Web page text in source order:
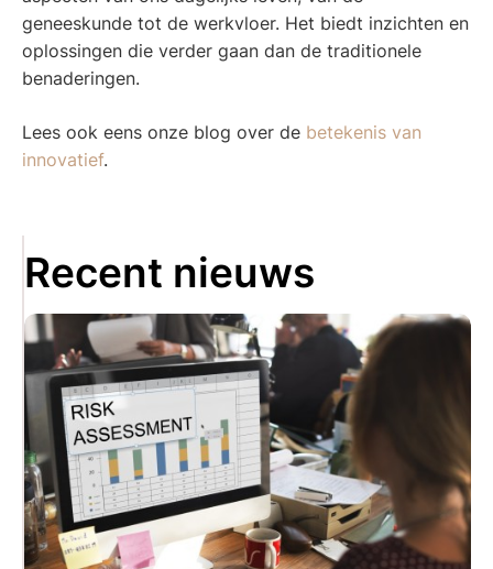
geneeskunde tot de werkvloer. Het biedt inzichten en
oplossingen die verder gaan dan de traditionele
benaderingen.
Lees ook eens onze blog over de betekenis van
innovatief.
Recent nieuws